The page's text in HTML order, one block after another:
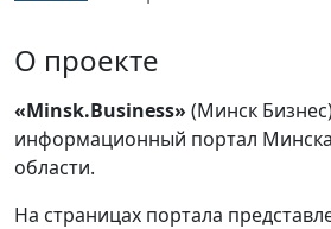
О проекте
«Minsk.Business» (Минск
информационный портал
области.
На страницах портала
Улицы Минска
Производственный календарь
Пробки на дорогах
Самолеты